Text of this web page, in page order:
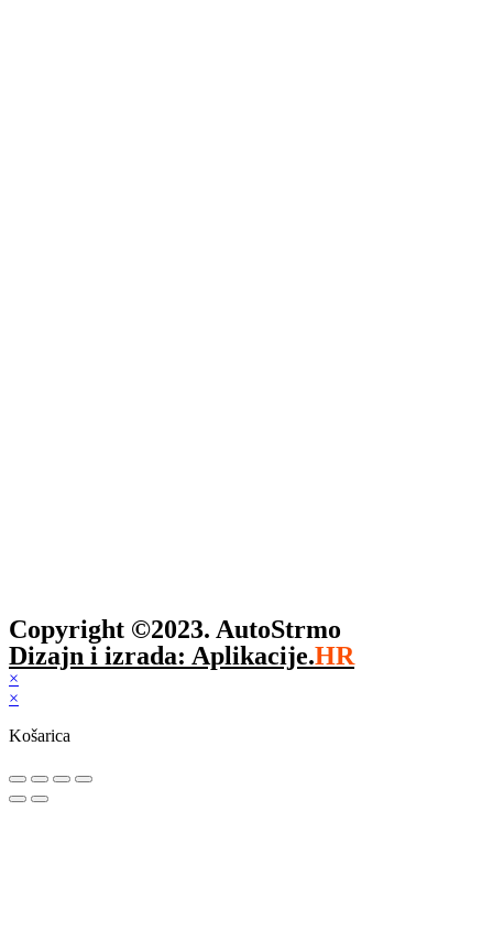
Copyright ©2023. AutoStrmo
Dizajn i izrada: Aplikacije.HR
×
×
Košarica